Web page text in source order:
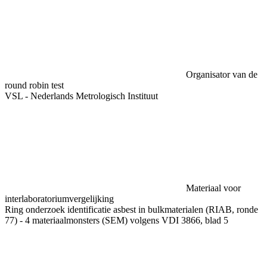
Organisator van de
round robin test
VSL - Nederlands Metrologisch Instituut
Materiaal voor
interlaboratoriumvergelijking
Ring onderzoek identificatie asbest in bulkmaterialen (RIAB, ronde
77) - 4 materiaalmonsters (SEM) volgens VDI 3866, blad 5